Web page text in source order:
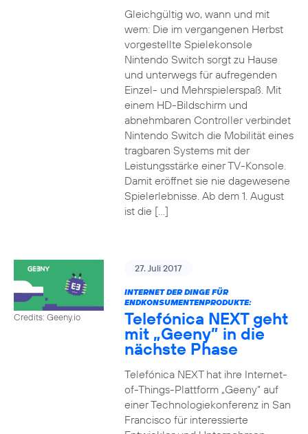
Gleichgültig wo, wann und mit
wem: Die im vergangenen Herbst
vorgestellte Spielekonsole
Nintendo Switch sorgt zu Hause
und unterwegs für aufregenden
Einzel- und Mehrspielerspaß. Mit
einem HD-Bildschirm und
abnehmbaren Controller verbindet
Nintendo Switch die Mobilität eines
tragbaren Systems mit der
Leistungsstärke einer TV-Konsole.
Damit eröffnet sie nie dagewesene
Spielerlebnisse. Ab dem 1. August
ist die […]
Credits: Geeny.io
27. Juli 2017
INTERNET DER DINGE FÜR
ENDKONSUMENTENPRODUKTE:
Telefónica NEXT geht
mit „Geeny” in die
nächste Phase
Telefónica NEXT hat ihre Internet-
of-Things-Plattform „Geeny“ auf
einer Technologiekonferenz in San
Francisco für interessierte